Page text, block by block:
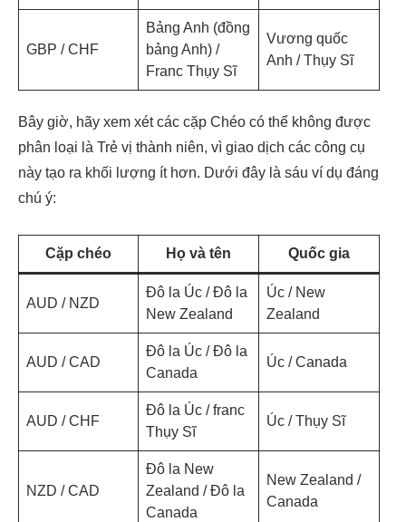
GBP / CHF
Bảng Anh (đồng
bảng Anh) /
Franc Thụy Sĩ
Vương quốc
Anh / Thụy Sĩ
Bây giờ, hãy xem xét các cặp Chéo có thể không được
phân loại là Trẻ vị thành niên, vì giao dịch các công cụ
này tạo ra khối lượng ít hơn. Dưới đây là sáu ví dụ đáng
chú ý:
Cặp chéo Họ và tên Quốc gia
AUD / NZD
Đô la Úc / Đô la
New Zealand
Úc / New
Zealand
AUD / CAD
Đô la Úc / Đô la
Canada
Úc / Canada
AUD / CHF
Đô la Úc / franc
Thụy Sĩ
Úc / Thụy Sĩ
NZD / CAD
Đô la New
Zealand / Đô la
Canada
New Zealand /
Canada